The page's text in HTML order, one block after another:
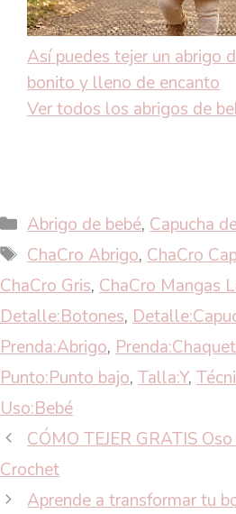
Así puedes tejer un abrigo
bonito y lleno de encanto
Ver todos los abrigos de
Categorías
Abrigo de bebé, Capucha
Etiquetas
ChaCro Abrigo, ChaCro
ChaCro Gris, ChaCro Mangas
Detalle:Botones,
Prenda:Abrigo,
Punto:Punto bajo, Talla:Y,
Uso:Bebé
CÓMO TEJER GRATIS
Crochet
Aprende a transformar tu